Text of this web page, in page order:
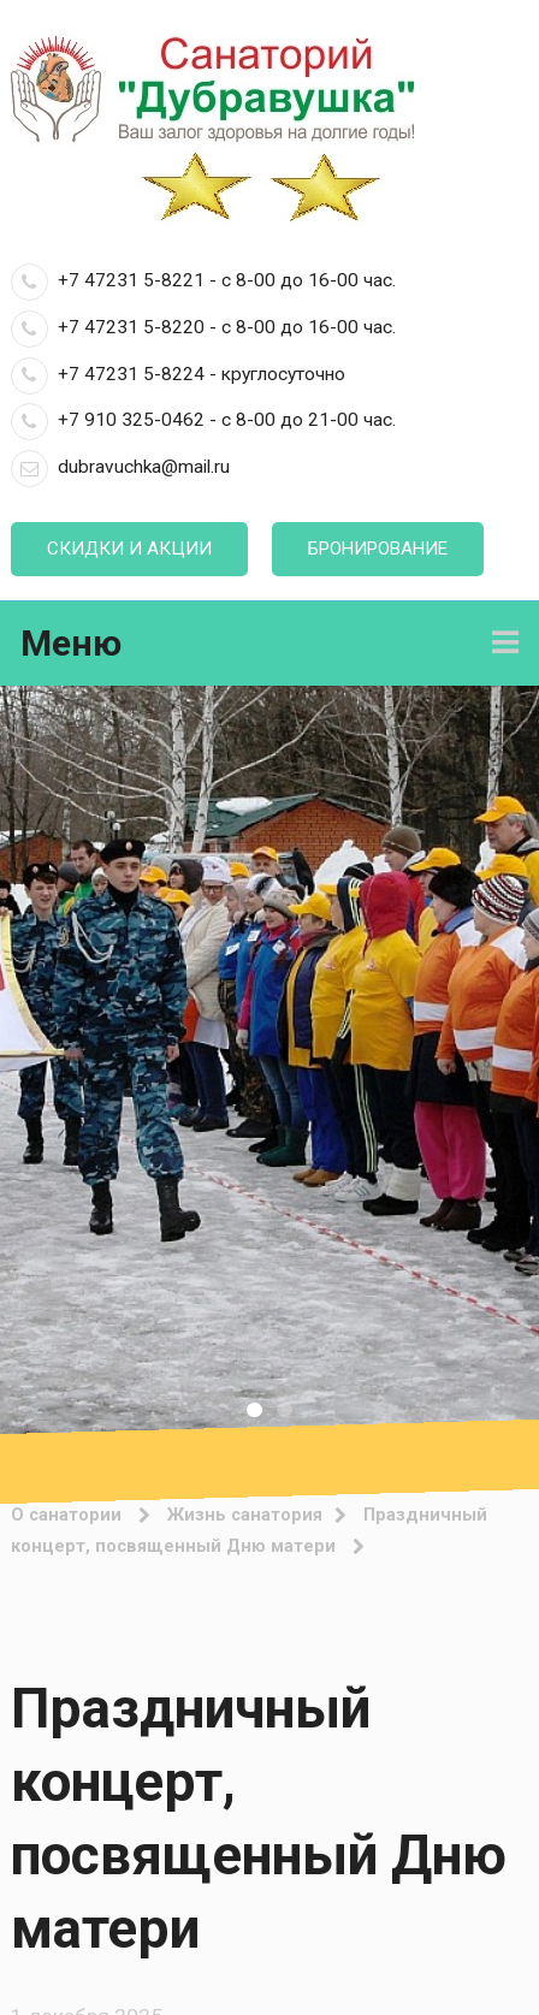
+7 47231 5-8221 - с 8-00 до 16-00 час.
+7 47231 5-8220 - с 8-00 до 16-00 час.
+7 47231 5-8224 - круглосуточно
+7 910 325-0462 - с 8-00 до 21-00 час.
dubravuchka@mail.ru
СКИДКИ И АКЦИИ БРОНИРОВАНИЕ
Меню
О санатории Жизнь санатория
Праздничный
концерт, посвященный Дню матери
Праздничный
концерт,
посвященный Дню
матери